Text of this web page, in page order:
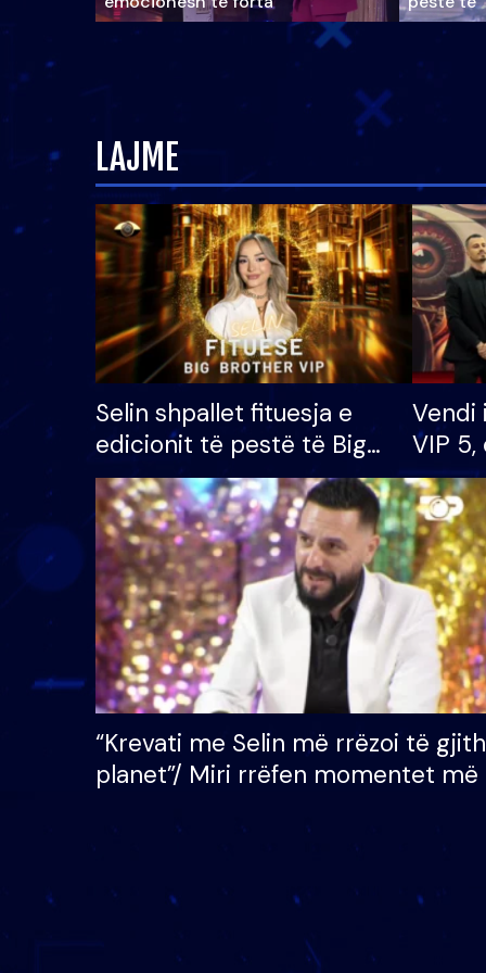
LAJME
Selin shpallet fituesja e
edicionit të pestë të Big
Brother VIP, rrëmben
çmimin e madh prej 100
mijë eurosh
Vendi
VIP
“Krevati me Selin më rrëzoi të
planet”/ Miri rrëfen momentet më
mungojë zilja e mëngjesit kur…